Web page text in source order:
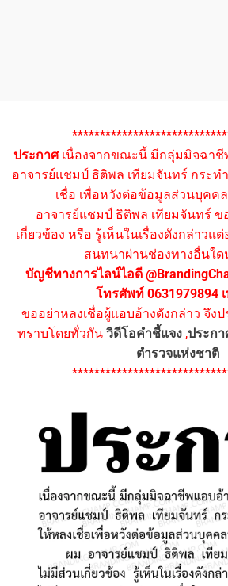
ประกาศเนื่องจากขณะนี้ มีกลุ่มมิจฉาชี
อาจารย์แชมป์ ธิติพล เทียมจันทร์ กระท
เชื่อ เพื่อหวังต่อข้อมูลส่วนบุคค
อาจารย์แชมป์ ธิติพล เทียมจันทร์ ข
เกี่ยวข้อง หรือ รู้เห็นในเรื่องดังกล่าวแ
สนทนาผ่านช่องทางอื่นใด
บัญชีทางการไลน์ไอดี
โทรศัพท์ 0631979894
ขออย่าหลงเชื่อผู้แอบอ้างดังกล่าว จึง
ทราบโดยทั่วกัน วิดีโอคำชี้แจง ,ประกา
ตำรวจแห่งชาติ